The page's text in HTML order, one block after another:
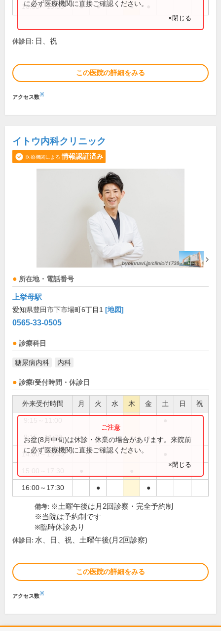
16:00～19:00 ● ● ●
に必ず医療機関に直接ご確認ください。
×閉じる
休診日: 日、祝
この医院の詳細をみる
アクセス数※
イトウ内科クリニック
医療機関による 情報認証済み
所在地・電話番号
上挙母駅
愛知県豊田市下市場町6丁目1 [地図]
0565-33-0505
診療科目
糖尿病内科 内科
診療/受付時間・休診日
外来受付時間 月 火 水 木 金 土 日 祝
9:15～11:30 ● ● ● ●
14:00～15:45
16:00～17:30 ● ●
お盆(8月中旬)は休診・休業の場合があります。来院前
に必ず医療機関に直接ご確認ください。
×閉じる
備考: ※土曜午後は月2回診察・完全予約制
※当院は予約制です
※臨時休診あり
休診日: 水、日、祝、土曜午後(月2回診察)
この医院の詳細をみる
アクセス数※